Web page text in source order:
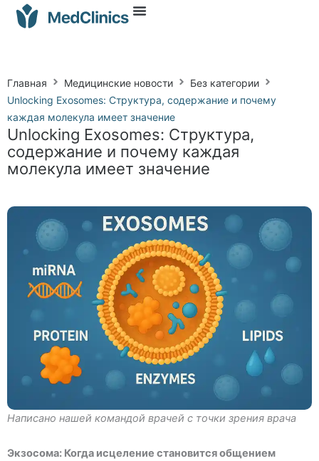
Unlocking Exosomes: Структура,
содержание и почему каждая
молекула имеет значение
Главная Медицинские новости
Без категории
Unlocking Exosomes: Структура, содержание и почему
каждая молекула имеет значение
Написано нашей командой врачей с точки зрения врача
Экзосома: Когда исцеление становится общением